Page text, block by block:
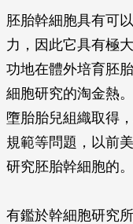
胚胎幹細胞具有可
力，因此它具有極
功地在體外培育胚
細胞研究的淘金熱
墮胎胎兒組織取得
規範等問題，以前
研究胚胎幹細胞的。
有鑑於幹細胞研究